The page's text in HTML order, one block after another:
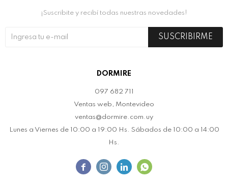
DORMIRE
097 682 711
Ventas web, Montevideo
ventas@dormire.com.uy
Lunes a Viernes de 10:00 a 19:00 Hs. Sábados de 10:00 a 14:00
Hs.
   
¡Suscribite y recibí todas nuestras novedades!
SUSCRIBIRME